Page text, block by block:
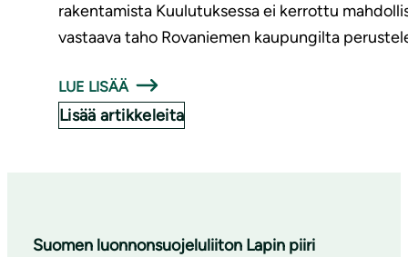
rakentamista Kuulutuksessa ei kerrottu
vastaava taho Rovaniemen kaupungilta
LUE LISÄÄ
Lisää artikkeleita
Suomen luonnonsuojeluliiton Lapin piiri